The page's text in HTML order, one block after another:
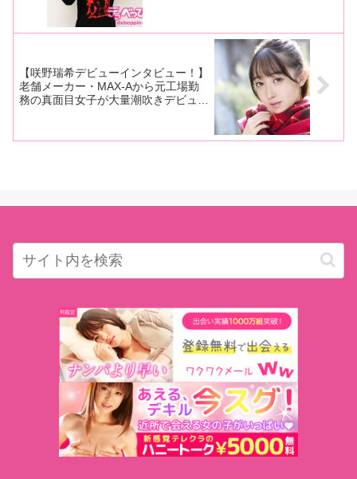
然美月、伊東める、姫咲はな、初美ゆ
りか、河合陽菜、山口葉瑠が売り子
【咲野瑞希デビューインタビュー！】
老舗メーカー・MAX-Aから元工場勤
務の真面目女子が大量潮吹きデビュ
すいじゃないですか」【後編】